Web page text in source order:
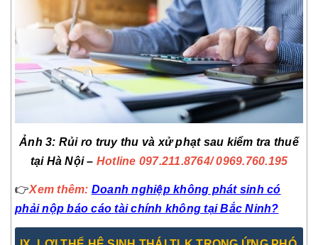
Ảnh 3: Rủi ro truy thu và xử phạt sau kiểm tra thuế
tại Hà Nội – Hotline 097.211.8764/ 0969.760.195
👉Xem thêm: Doanh nghiệp không phát sinh có
phải nộp báo cáo tài chính không tại Bắc Ninh?